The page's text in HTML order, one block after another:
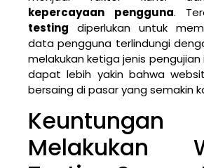
kepercayaan pengguna.
testing diperlukan untuk
data pengguna terlindungi
melakukan ketiga jenis pengujian
dapat lebih yakin bahwa
bersaing di pasar yang semakin
Keuntungan
Melakukan